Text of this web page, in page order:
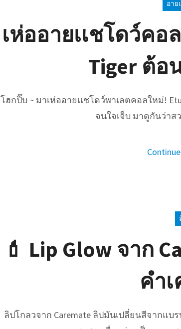
อาย
เห่ออายเเชโดว์คอ
Tiger ต้อ
โฮกปิ๊บ ~ มาเห่ออายเเชโดว์พาเลตคอลใหม่!
จนใจเจ็บ มาดูกันว่า
💄 Lip Glow จาก
คำ
ลิปโกลวจาก Caremate ลิปมันเปลี่ยนสีจากแ